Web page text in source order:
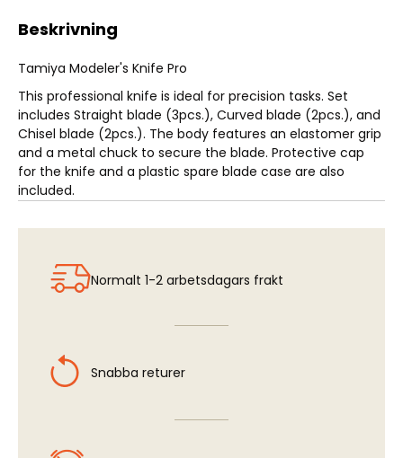
Beskrivning
Tamiya Modeler's Knife Pro
This professional knife is ideal for precision tasks. Set
includes Straight blade (3pcs.), Curved blade (2pcs.), and
Chisel blade (2pcs.). The body features an elastomer grip
and a metal chuck to secure the blade. Protective cap
for the knife and a plastic spare blade case are also
included.
Normalt 1-2 arbetsdagars frakt
Snabba returer